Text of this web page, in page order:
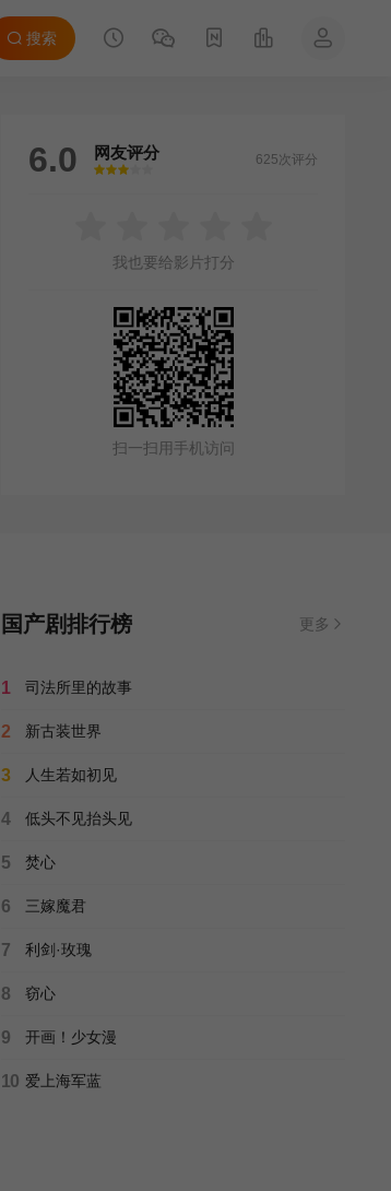
搜索
6.0 网友评分
很差
较差还行推荐力荐
625次评分
我也要给影片打分
扫一扫用手机访问
国产剧排行榜 更多
1 司法所里的故事
2 新古装世界
3 人生若如初见
4 低头不见抬头见
5 焚心
6 三嫁魔君
7 利剑·玫瑰
8 窃心
9 开画！少女漫
10 爱上海军蓝